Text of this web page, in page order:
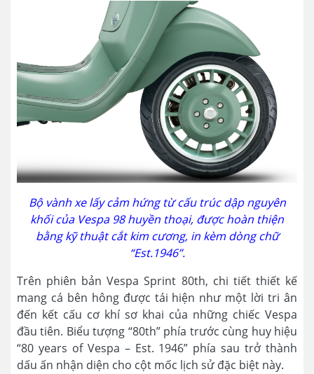
Bộ vành xe lấy cảm hứng từ cấu trúc dập nguyên
khối của Vespa 98 huyền thoại, được hoàn thiện
bằng kỹ thuật cắt kim cương, in kèm dòng chữ
“Est.1946”.
Trên phiên bản Vespa Sprint 80th, chi tiết thiết kế
mang cá bên hông được tái hiện như một lời tri ân
đến kết cấu cơ khí sơ khai của những chiếc Vespa
đầu tiên. Biểu tượng “80th” phía trước cùng huy hiệu
“80 years of Vespa – Est. 1946” phía sau trở thành
dấu ấn nhận diện cho cột mốc lịch sử đặc biệt này.